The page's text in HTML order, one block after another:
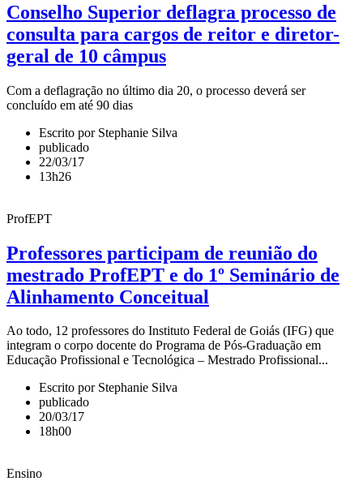
Conselho Superior deflagra processo de
consulta para cargos de reitor e diretor-
geral de 10 câmpus
Com a deflagração no último dia 20, o processo deverá ser
concluído em até 90 dias
Escrito por Stephanie Silva
publicado
22/03/17
13h26
ProfEPT
Professores participam de reunião do
mestrado ProfEPT e do 1º Seminário de
Alinhamento Conceitual
Ao todo, 12 professores do Instituto Federal de Goiás (IFG) que
integram o corpo docente do Programa de Pós-Graduação em
Educação Profissional e Tecnológica – Mestrado Profissional...
Escrito por Stephanie Silva
publicado
20/03/17
18h00
Ensino